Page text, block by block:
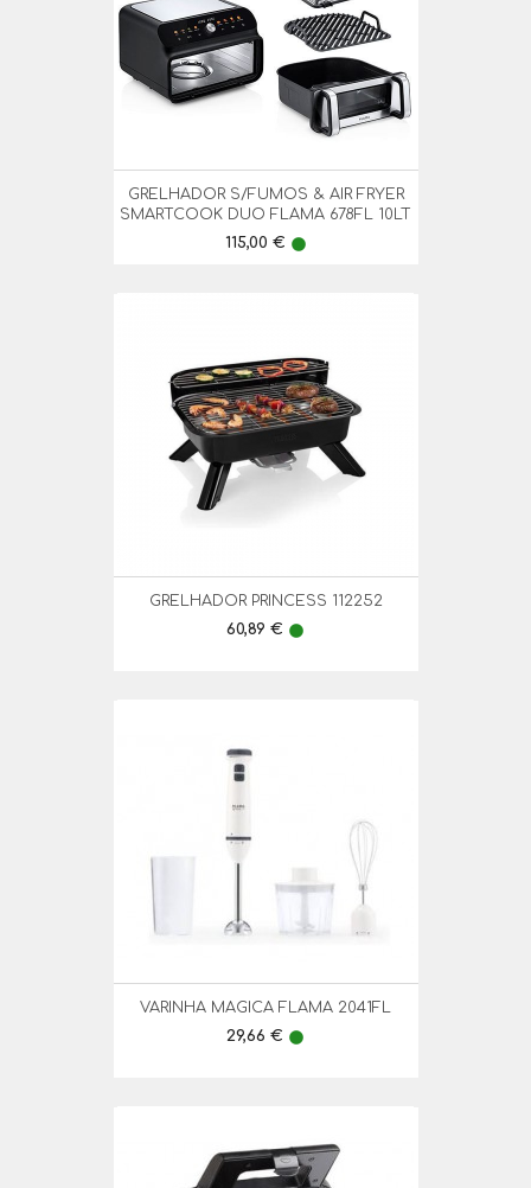
GRELHADOR S/FUMOS & AIR FRYER
SMARTCOOK DUO FLAMA 678FL 10LT
Preço
115,00 € lens
GRELHADOR PRINCESS 112252
Preço
60,89 € lens
VARINHA MAGICA FLAMA 2041FL
Preço
29,66 € lens